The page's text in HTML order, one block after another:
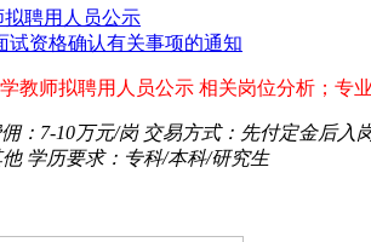
聘用人员公示
试资格确认有关事项的通知
教师拟聘用人员公示 相关岗位分析；专
： 7-10万元/岗 交易方式： 先付定金后入
学历要求： 专科/本科/研究生